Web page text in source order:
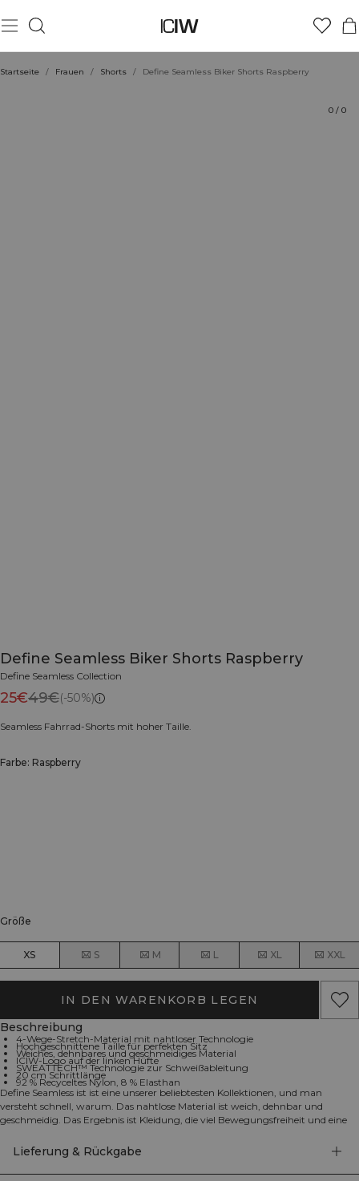
Startseite / Frauen / Shorts / Define Seamless Biker Shorts Raspberry
0 / 0
Define Seamless Biker Shorts Raspberry
Define Seamless Collection
25€49€(-50%)
Seamless Fahrrad-Shorts mit hoher Taille.
Farbe: Raspberry
Größe
XS S M L XL XXL
IN DEN WARENKORB LEGEN
Beschreibung
4-Wege-Stretch-Material mit nahtloser Technologie
Hochgeschnittene Taille für perfekten Sitz
Weiches, dehnbares und geschmeidiges Material
ICIW-Logo auf der linken Hüfte
SWEATTECH™ Technologie zur Schweißableitung
20 cm Schrittlänge
92 % Recyceltes Nylon, 8 % Elasthan
Define Seamless ist ist eine unserer beliebtesten Kollektionen, und man
versteht schnell, warum. Das nahtlose Material ist weich, dehnbar und
geschmeidig. Das Ergebnis ist Kleidung, die viel Bewegungsfreiheit und eine
Farben. Define Seamless ist deine Workout-Kollektion erster Wahl für die
meisten Sportarten. Das Material in Vierwege-Stretch nutzt neueste
Seamless-Technologie für mehr Bewegungsfreiheit beim Workout. Das
Lieferung & Rückgabe